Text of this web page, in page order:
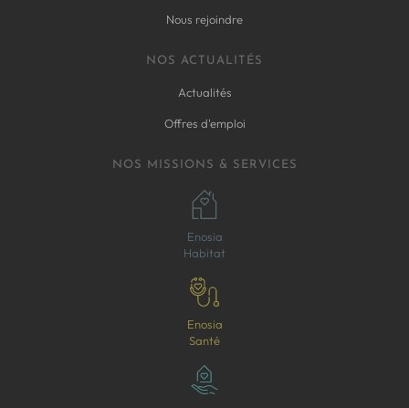
Nous rejoindre
NOS ACTUALITÉS
Actualités
Offres d'emploi
NOS MISSIONS & SERVICES
Enosia
Habitat
Enosia
Santé